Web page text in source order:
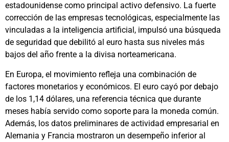
estadounidense como principal activo defensivo. La fuerte
corrección de las empresas tecnológicas, especialmente las
vinculadas a la inteligencia artificial, impulsó una búsqueda
de seguridad que debilitó al euro hasta sus niveles más
bajos del año frente a la divisa norteamericana.
En Europa, el movimiento refleja una combinación de
factores monetarios y económicos. El euro cayó por debajo
de los 1,14 dólares, una referencia técnica que durante
meses había servido como soporte para la moneda común.
Además, los datos preliminares de actividad empresarial en
Alemania y Francia mostraron un desempeño inferior al